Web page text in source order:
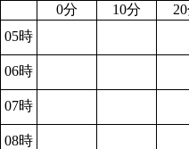
0分
10分
05時
06時
07時
08時